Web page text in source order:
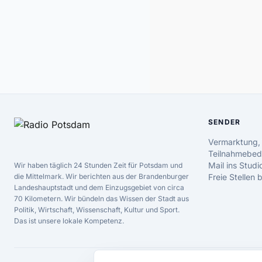
Wir haben täglich 24 Stunden Zeit für Potsdam und
die Mittelmark. Wir berichten aus der Brandenburger
Landeshauptstadt und dem Einzugsgebiet von circa
70 Kilometern. Wir bündeln das Wissen der Stadt aus
Politik, Wirtschaft, Wissenschaft, Kultur und Sport.
Das ist unsere lokale Kompetenz.
SENDER
Mail ins
Freie Stellen